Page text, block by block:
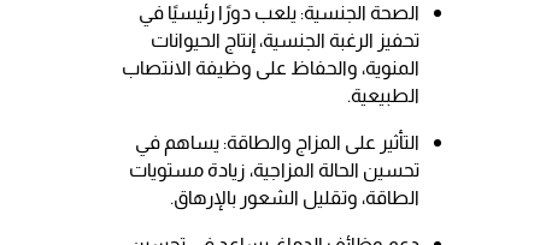
الصحة الجنسية: يلعب دورًا رئيسيًا في
تحفيز الرغبة الجنسية، إنتاج الحيوانات
المنوية، والحفاظ على وظيفة الانتصاب
الطبيعية.
التأثير على المزاج والطاقة: يساهم في
تحسين الحالة المزاجية، زيادة مستويات
الطاقة، وتقليل الشعور بالإرهاق.